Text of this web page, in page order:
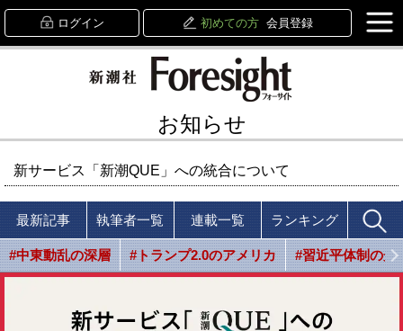
ログイン 初めての方 会員登録
お知らせ
新サービス「新潮QUE」への統合について
最新記事 執筆者一覧 連載一覧 ランキング
#中東動乱の深層 #トランプ2.0のアメリカ #習近平体制の光